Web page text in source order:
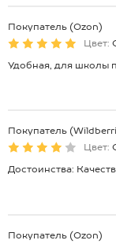
Покупатель (Ozon)
Цвет:
Удобная, для школы
Покупатель
Цвет:
Достоинства:
Покупатель (Ozon)